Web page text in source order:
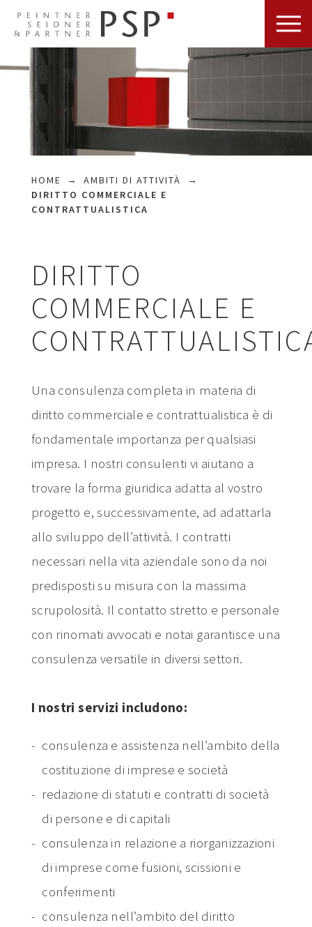
HOME
AMBITI DI ATTIVITÀ
DIRITTO COMMERCIALE E
CONTRATTUALISTICA
DIRITTO
COMMERCIALE E
Una consulenza completa in materia di
diritto commerciale e contrattualistica è di
fondamentale importanza per qualsiasi
impresa. I nostri consulenti vi aiutano a
trovare la forma giuridica adatta al vostro
progetto e, successivamente, ad adattarla
allo sviluppo dell’attività. I contratti
necessari nella vita aziendale sono da noi
predisposti su misura con la massima
scrupolosità. Il contatto stretto e personale
con rinomati avvocati e notai garantisce una
consulenza versatile in diversi settori.
I nostri servizi includono:
consulenza e assistenza nell’ambito della
costituzione di imprese e società
redazione di statuti e contratti di società
di persone e di capitali
consulenza in relazione a riorganizzazioni
di imprese come fusioni, scissioni e
conferimenti
consulenza nell’ambito del diritto